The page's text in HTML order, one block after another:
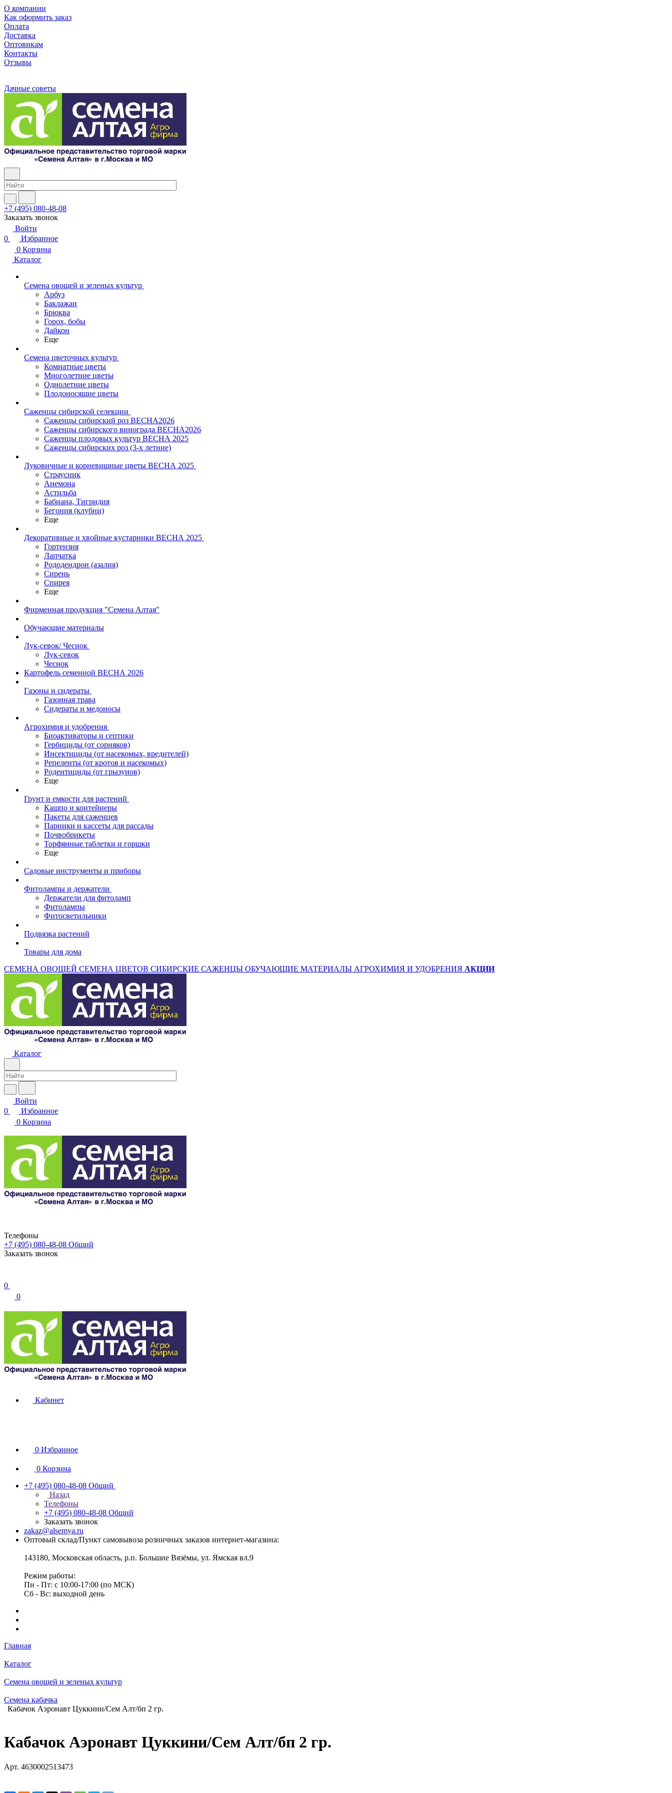
О компании
Как оформить заказ
Оплата
Доставка
Оптовикам
Контакты
Отзывы
Дачные советы
+7 (495) 080-48-08
Заказать звонок
Войти
0
Избранное
0 Корзина
Каталог
Семена овощей и зеленых культур
Арбуз
Баклажан
Брюква
Горох, бобы
Дайкон
Еще
Семена цветочных культур
Комнатные цветы
Многолетние цветы
Однолетние цветы
Плодоносящие цветы
Саженцы сибирской селекции
Саженцы сибирский роз ВЕСНА2026
Саженцы сибирского винограда ВЕСНА2026
Саженцы плодовых культур ВЕСНА 2025
Саженцы сибирских роз (3-х летние)
Луковичные и корневищные цветы ВЕСНА 2025
Страусник
Анемона
Астильба
Бабиана, Тигридия
Бегония (клубни)
Еще
Декоративные и хвойные кустарники ВЕСНА 2025
Гортензия
Лапчатка
Рододендрон (азалия)
Сирень
Спирея
Еще
Фирменная продукция "Семена Алтая"
Обучающие материалы
Лук-севок/ Чеснок
Лук-севок
Чеснок
Картофель семенной ВЕСНА 2026
Газоны и сидераты
Газонная трава
Сидераты и медоносы
Агрохимия и удобрения
Биоактиваторы и септики
Гербициды (от сорняков)
Инсектициды (от насекомых, вредителей)
Репеленты (от кротов и насекомых)
Родентициды (от грызунов)
Еще
Грунт и емкости для растений
Кашпо и контейнеры
Пакеты для саженцев
Парники и кассеты для рассады
Почвобрикеты
Торфянные таблетки и горшки
Еще
Садовые инструменты и приборы
Фитолампы и держатели
Держатели для фитоламп
Фитолампы
Фитосветильники
Подвязка растений
Товары для дома
СЕМЕНА ОВОЩЕЙ СЕМЕНА ЦВЕТОВ СИБИРСКИЕ САЖЕНЦЫ ОБУЧАЮЩИЕ МАТЕРИАЛЫ АГРОХИМИЯ И УДОБРЕНИЯ АКЦИИ
Каталог
Войти
0
Избранное
0 Корзина
Телефоны
+7 (495) 080-48-08 Общий
Заказать звонок
0
0
Кабинет
0 Избранное
0 Корзина
+7 (495) 080-48-08 Общий
Назад
Телефоны
+7 (495) 080-48-08 Общий
Заказать звонок
zakaz@alsemya.ru
Оптовый склад/Пункт самовывоза розничных заказов интернет-магазина:
143180, Московская область, р.п. Большие Вязёмы, ул. Ямская вл.9
Режим работы:
Пн - Пт: с 10:00-17:00 (по МСК)
Сб - Вс: выходной день
Главная
Каталог
Семена овощей и зеленых культур
Семена кабачка
Кабачок Аэронавт Цуккини/Сем Алт/бп 2 гр.
Кабачок Аэронавт Цуккини/Сем Алт/бп 2 гр.
Арт. 4630002513473